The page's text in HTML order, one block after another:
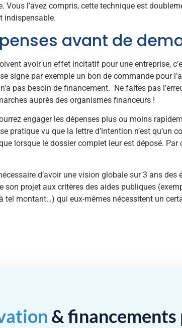
Vous l’avez compris, cette technique est
indispensable.
avant de
avoir un effet incitatif pour une entreprise,
signe par exemple un bon de commande pour
pas besoin de financement. Ne faites pas
auprès des organismes financeurs !
engager les dépenses plus ou moins
pratique vu que la lettre d’intention n’est qu’un
lorsque le dossier complet leur est déposé.
d’avoir une vision globale sur 3 ans des
projet aux critères des aides publiques
tel montant…) qui eux-mêmes nécessitent un
& financements